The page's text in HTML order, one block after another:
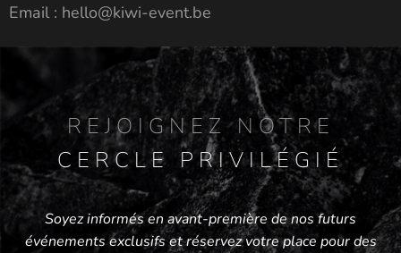
Email : hello@kiwi-event.be
REJOIGNEZ NOTRE
CERCLE PRIVILÉGIÉ
Soyez informés en avant-première de nos futurs
événements exclusifs et réservez votre place pour des